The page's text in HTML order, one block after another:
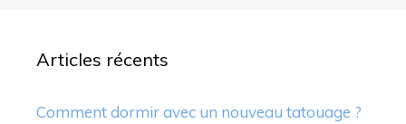
Articles récents
Comment dormir avec un nouveau tatouage ?